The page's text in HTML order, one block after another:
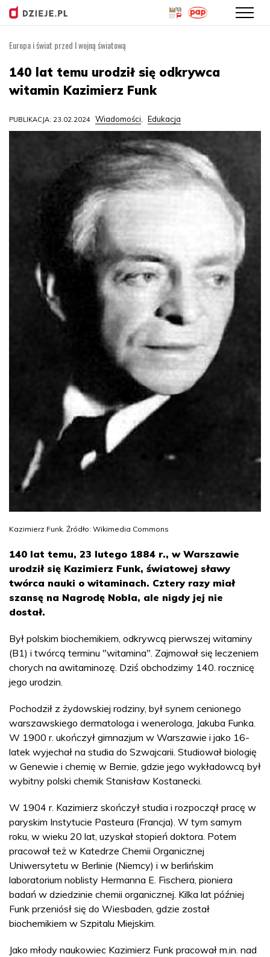
treści
Europa i świat przed I wojną światową
140 lat temu urodził się odkrywca
witamin Kazimierz Funk
PUBLIKACJA: 23.02.2024 Wiadomości, Edukacja
Kazimierz Funk. Źródło: Wikimedia Commons
140 lat temu, 23 lutego 1884 r., w Warszawie
urodził się Kazimierz Funk, światowej sławy
twórca nauki o witaminach. Cztery razy miał
szansę na Nagrodę Nobla, ale nigdy jej nie
dostał.
Był polskim biochemikiem, odkrywcą pierwszej witaminy
(B1) i twórcą terminu "witamina". Zajmował się leczeniem
chorych na awitaminozę. Dziś obchodzimy 140. rocznicę
jego urodzin.
Pochodził z żydowskiej rodziny, był synem cenionego
warszawskiego dermatologa i wenerologa, Jakuba Funka.
W 1900 r. ukończył gimnazjum w Warszawie i jako 16-
latek wyjechał na studia do Szwajcarii. Studiował biologię
w Genewie i chemię w Bernie, gdzie jego wykładowcą był
wybitny polski chemik Stanisław Kostanecki.
W 1904 r. Kazimierz skończył studia i rozpoczął pracę w
paryskim Instytucie Pasteura (Francja). W tym samym
roku, w wieku 20 lat, uzyskał stopień doktora. Potem
pracował też w Katedrze Chemii Organicznej
Uniwersytetu w Berlinie (Niemcy) i w berlińskim
laboratorium noblisty Hermanna E. Fischera, pioniera
badań w dziedzinie chemii organicznej. Kilka lat później
Funk przeniósł się do Wiesbaden, gdzie został
biochemikiem w Szpitalu Miejskim.
Jako młody naukowiec Kazimierz Funk pracował m.in. nad